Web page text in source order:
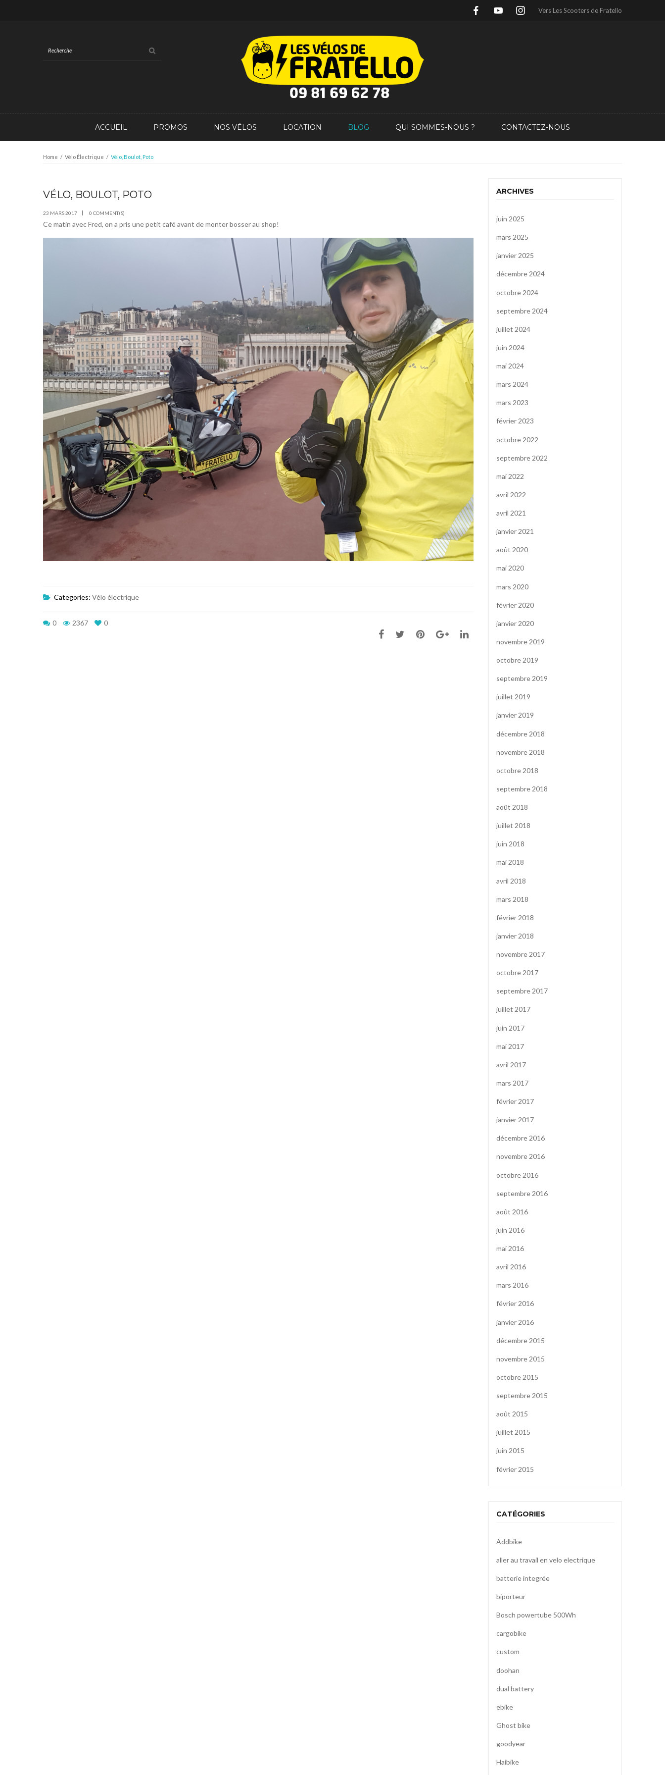
Vers Les Scooters de Fratello
ACCUEIL PROMOS NOS VÉLOS LOCATION BLOG QUI SOMMES-NOUS ? CONTACTEZ-NOUS
Home / Vélo Électrique / Vélo, Boulot, Poto
MAR
VÉLO, BOULOT, POTO
23 MARS 2017 0 COMMENT(S)
Ce matin avec Fred, on a pris une petit café avant de monter bosser au shop!
Categories: Vélo électrique
0 2367 0
ARCHIVES
juin 2025
mars 2025
janvier 2025
décembre 2024
octobre 2024
septembre 2024
juillet 2024
juin 2024
mai 2024
mars 2024
mars 2023
février 2023
octobre 2022
septembre 2022
mai 2022
avril 2022
avril 2021
janvier 2021
août 2020
mai 2020
mars 2020
février 2020
janvier 2020
novembre 2019
octobre 2019
septembre 2019
juillet 2019
janvier 2019
décembre 2018
novembre 2018
octobre 2018
septembre 2018
août 2018
juillet 2018
juin 2018
mai 2018
avril 2018
mars 2018
février 2018
janvier 2018
novembre 2017
octobre 2017
septembre 2017
juillet 2017
juin 2017
mai 2017
avril 2017
mars 2017
février 2017
janvier 2017
décembre 2016
novembre 2016
octobre 2016
septembre 2016
août 2016
juin 2016
mai 2016
avril 2016
mars 2016
février 2016
janvier 2016
décembre 2015
novembre 2015
octobre 2015
septembre 2015
août 2015
juillet 2015
juin 2015
février 2015
CATÉGORIES
Addbike
aller au travail en velo electrique
batterie integrée
biporteur
Bosch powertube 500Wh
cargobike
custom
doohan
dual battery
ebike
Ghost bike
goodyear
Haibike